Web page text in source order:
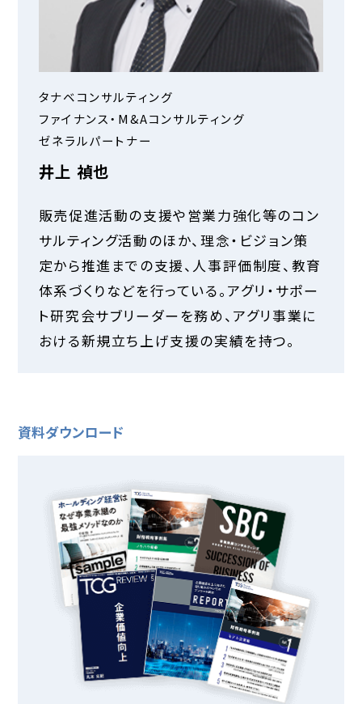
タナベコンサルティング
ファイナンス・M&Aコンサルティング
ゼネラルパートナー
井上 禎也
販売促進活動の支援や営業力強化等のコン
サルティング活動のほか、理念・ビジョン策
定から推進までの支援、人事評価制度、教育
体系づくりなどを行っている。アグリ・サポー
ト研究会サブリーダーを務め、アグリ事業に
おける新規立ち上げ支援の実績を持つ。
資料ダウンロード